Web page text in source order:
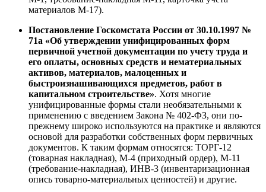
материалов М-17).
Постановление Госкомстата России от 30.10.1997 №
71а «Об утверждении унифицированных форм
первичной учетной документации по учету труда и
его оплаты, основных средств и нематериальных
активов, материалов, малоценных и
быстроизнашивающихся предметов, работ в
капитальном строительстве». Хотя многие
унифицированные формы стали необязательными к
применению с введением Закона № 402-ФЗ, они по-
прежнему широко используются на практике и являются
основой для разработки собственных форм первичных
документов. К таким формам относятся: ТОРГ-12
(товарная накладная), М-4 (приходный ордер), М-11
(требование-накладная), ИНВ-3 (инвентаризационная
опись товарно-материальных ценностей) и другие.